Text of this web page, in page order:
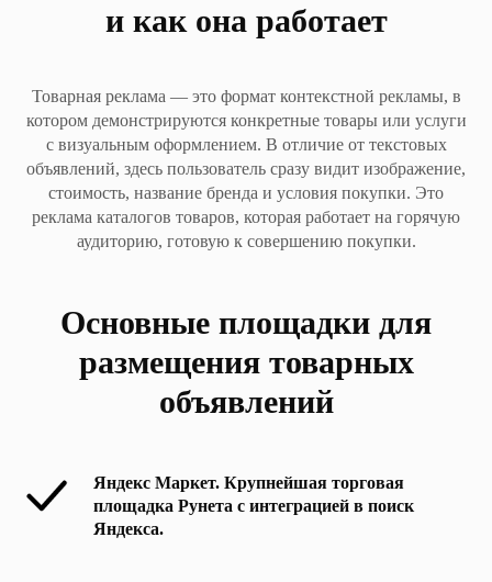
и как она работает
Товарная реклама — это формат контекстной рекламы, в
котором демонстрируются конкретные товары или услуги
с визуальным оформлением. В отличие от текстовых
объявлений, здесь пользователь сразу видит изображение,
стоимость, название бренда и условия покупки. Это
реклама каталогов товаров, которая работает на горячую
аудиторию, готовую к совершению покупки.
Основные площадки для
размещения товарных
объявлений
Яндекс Маркет. Крупнейшая торговая
площадка Рунета с интеграцией в поиск
Яндекса.